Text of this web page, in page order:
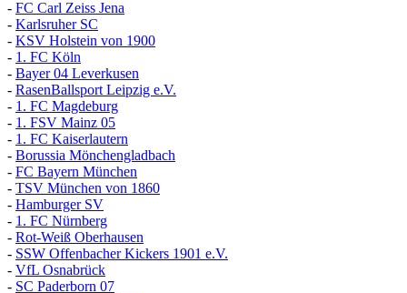
- FC Carl Zeiss Jena
- Karlsruher SC
- KSV Holstein von 1900
- 1. FC Köln
- Bayer 04 Leverkusen
- RasenBallsport Leipzig e.V.
- 1. FC Magdeburg
- 1. FSV Mainz 05
- 1. FC Kaiserlautern
- Borussia Mönchengladbach
- FC Bayern München
- TSV München von 1860
- Hamburger SV
- 1. FC Nürnberg
- Rot-Weiß Oberhausen
- SSW Offenbacher Kickers 1901 e.V.
- VfL Osnabrück
- SC Paderborn 07